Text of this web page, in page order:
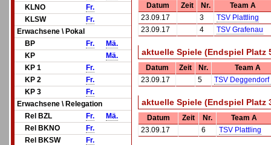
KLNO
Fr.
KLSW
Fr.
Erwachsene \ Pokal
BP
Fr.
Mä.
KP
Mä.
KP 1
Fr.
KP 2
Fr.
KP 3
Fr.
Erwachsene \ Relegation
Rel BZL
Fr.
Mä.
Rel BKNO
Fr.
Rel BKSW
Fr.
Datum Zeit Nr.
Team A
23.09.17
3
TSV Plattling
23.09.17
4 TSV Grafenau
aktuelle Spiele (Endspiel Platz
Datum Zeit Nr.
Team A
23.09.17
5 TSV Deggendorf
aktuelle Spiele (Endspiel Platz
Datum Zeit Nr.
Team A
23.09.17
6 TSV Plattling